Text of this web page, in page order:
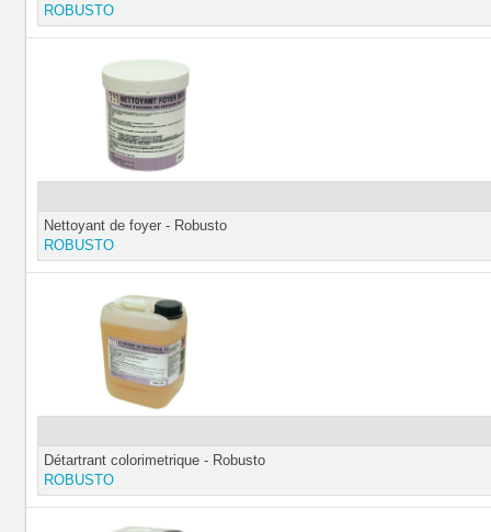
ROBUSTO
Nettoyant de foyer - Robusto
ROBUSTO
Détartrant colorimetrique - Robusto
ROBUSTO